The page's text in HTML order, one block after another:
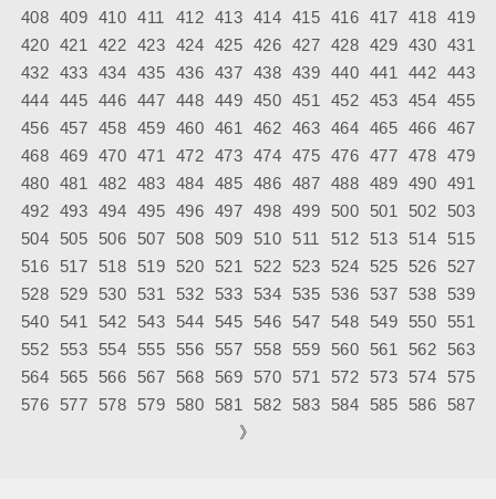
408 409 410 411 412 413 414 415 416 417 418 419
420 421 422 423 424 425 426 427 428 429 430 431
432 433 434 435 436 437 438 439 440 441 442 443
444 445 446 447 448 449 450 451 452 453 454 455
456 457 458 459 460 461 462 463 464 465 466 467
468 469 470 471 472 473 474 475 476 477 478 479
480 481 482 483 484 485 486 487 488 489 490 491
492 493 494 495 496 497 498 499 500 501 502
503
504
505 506 507 508 509 510 511 512 513 514
515
516
517 518 519 520 521 522 523 524 525 526
527
528
529 530 531 532 533 534 535 536 537 538
539
540
541 542 543 544 545 546 547 548 549 550
551
552
553 554 555 556 557 558 559 560 561 562
563
564
565 566 567 568 569 570 571 572 573 574
575
576
577 578 579 580 581 582 583 584 585 586
587
》